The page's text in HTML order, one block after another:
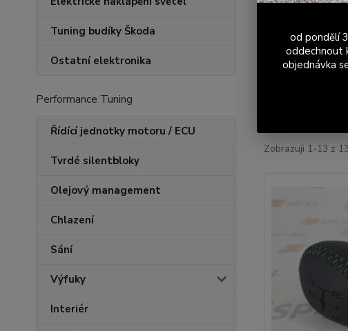
Tuning budíky Škoda
Ostatní elektronika
Performance Tuning
Řídící jednotky motoru / ECU
Tvrdé silentbloky
Olejový management
Chlazení
Sání
Výfuky
Interiér
Skladem
Zobrazuji 1-13 z 13
od pondělí
oddechnout
objednávka